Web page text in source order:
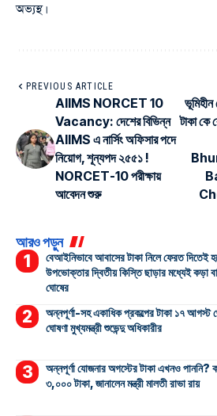
অভ্যস্থ।
PREVIOUS ARTICLE
AIIMS NORCET 10
Vacancy: দেশের বিভিন্ন
AIIMS এ নার্সিং অফিসার পদে
নিয়োগ, শূন্যপদ ২৫৫১ !
NORCET-10 পরীক্ষায়
আবেদন শুরু
টাকা কে
আরও পড়ুন
বেআইনিভাবে আবাসের টাকা নিলে ফেরত দিতেই
উপভোক্তার দ্বিতীয় কিস্তি ছাড়ার মধ্যেই কড়া
ঘোষের
অন্নপূর্ণা-সহ একাধিক প্রকল্পের টাকা ১৭ আগস্ট
ঘোষণা মুখ্যমন্ত্রী শুভেন্দু অধিকারীর
অন্নপূর্ণা যোজনার অগস্টের টাকা এখনও পাননি?
৩,০০০ টাকা, জানালেন মন্ত্রী মালতী রাভা রায়